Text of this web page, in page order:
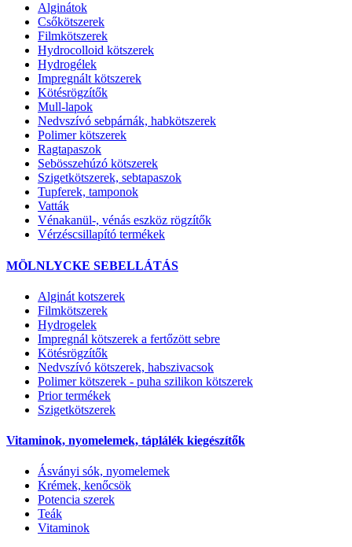
Alginátok
Csőkötszerek
Filmkötszerek
Hydrocolloid kötszerek
Hydrogélek
Impregnált kötszerek
Kötésrögzítők
Mull-lapok
Nedvszívó sebpárnák, habkötszerek
Polimer kötszerek
Ragtapaszok
Sebösszehúzó kötszerek
Szigetkötszerek, sebtapaszok
Tupferek, tamponok
Vatták
Vénakanül-, vénás eszköz rögzítők
Vérzéscsillapító termékek
MÖLNLYCKE SEBELLÁTÁS
Alginát kotszerek
Filmkötszerek
Hydrogelek
Impregnál kötszerek a fertőzött sebre
Kötésrögzítők
Nedvszívó kötszerek, habszivacsok
Polimer kötszerek - puha szilikon kötszerek
Prior termékek
Szigetkötszerek
Vitaminok, nyomelemek, táplálék kiegészítők
Ásványi sók, nyomelemek
Krémek, kenőcsök
Potencia szerek
Teák
Vitaminok